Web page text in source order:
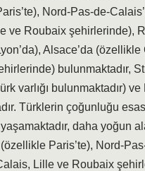
Nord-Pas-de-
ve Roubaix şehirlerinde),
Alsace’da
bulunmaktadır,
varlığı bulunmaktadır) ve
Türklerin çoğunluğu
yaşamaktadır, daha yoğun
(özellikle Paris’te), Nord-
Lille ve Roubaix